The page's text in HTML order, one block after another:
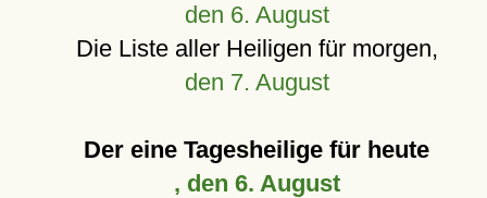
den 6. August
Die Liste aller Heiligen für morgen,
den 7. August
Der eine Tagesheilige für heute
, den 6. August